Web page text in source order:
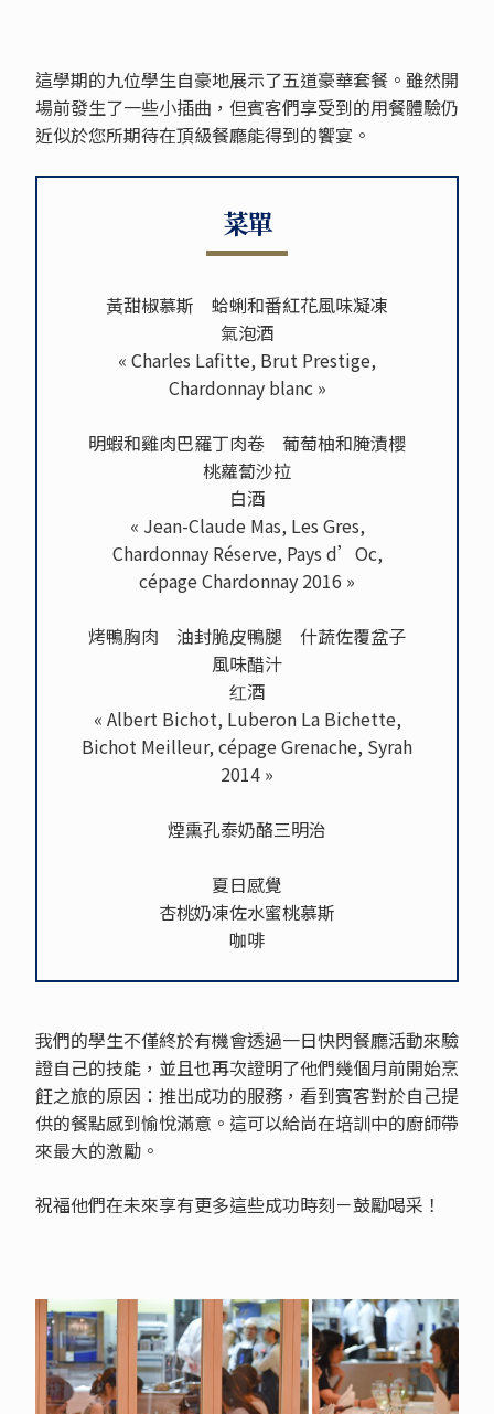
這學期的九位學生自豪地展示了五道豪華套餐。雖然開
場前發生了一些小插曲，但賓客們享受到的用餐體驗仍
近似於您所期待在頂級餐廳能得到的饗宴。
菜單
黃甜椒慕斯 蛤蜊和番紅花風味凝凍
氣泡酒
« Charles Lafitte, Brut Prestige,
Chardonnay blanc »
明蝦和雞肉巴羅丁肉卷 葡萄柚和腌漬櫻
桃蘿蔔沙拉
白酒
« Jean-Claude Mas, Les Gres,
Chardonnay Réserve, Pays d’Oc,
cépage Chardonnay 2016 »
烤鴨胸肉 油封脆皮鴨腿 什蔬佐覆盆子
風味醋汁
红酒
« Albert Bichot, Luberon La Bichette,
Bichot Meilleur, cépage Grenache, Syrah
2014 »
煙熏孔泰奶酪三明治
夏日感覺
杏桃奶凍佐水蜜桃慕斯
咖啡
我們的學生不僅終於有機會透過一日快閃餐廳活動來驗
證自己的技能，並且也再次證明了他們幾個月前開始烹
飪之旅的原因：推出成功的服務，看到賓客對於自己提
供的餐點感到愉悅滿意。這可以給尚在培訓中的廚師帶
來最大的激勵。
祝福他們在未來享有更多這些成功時刻－鼓勵喝采！